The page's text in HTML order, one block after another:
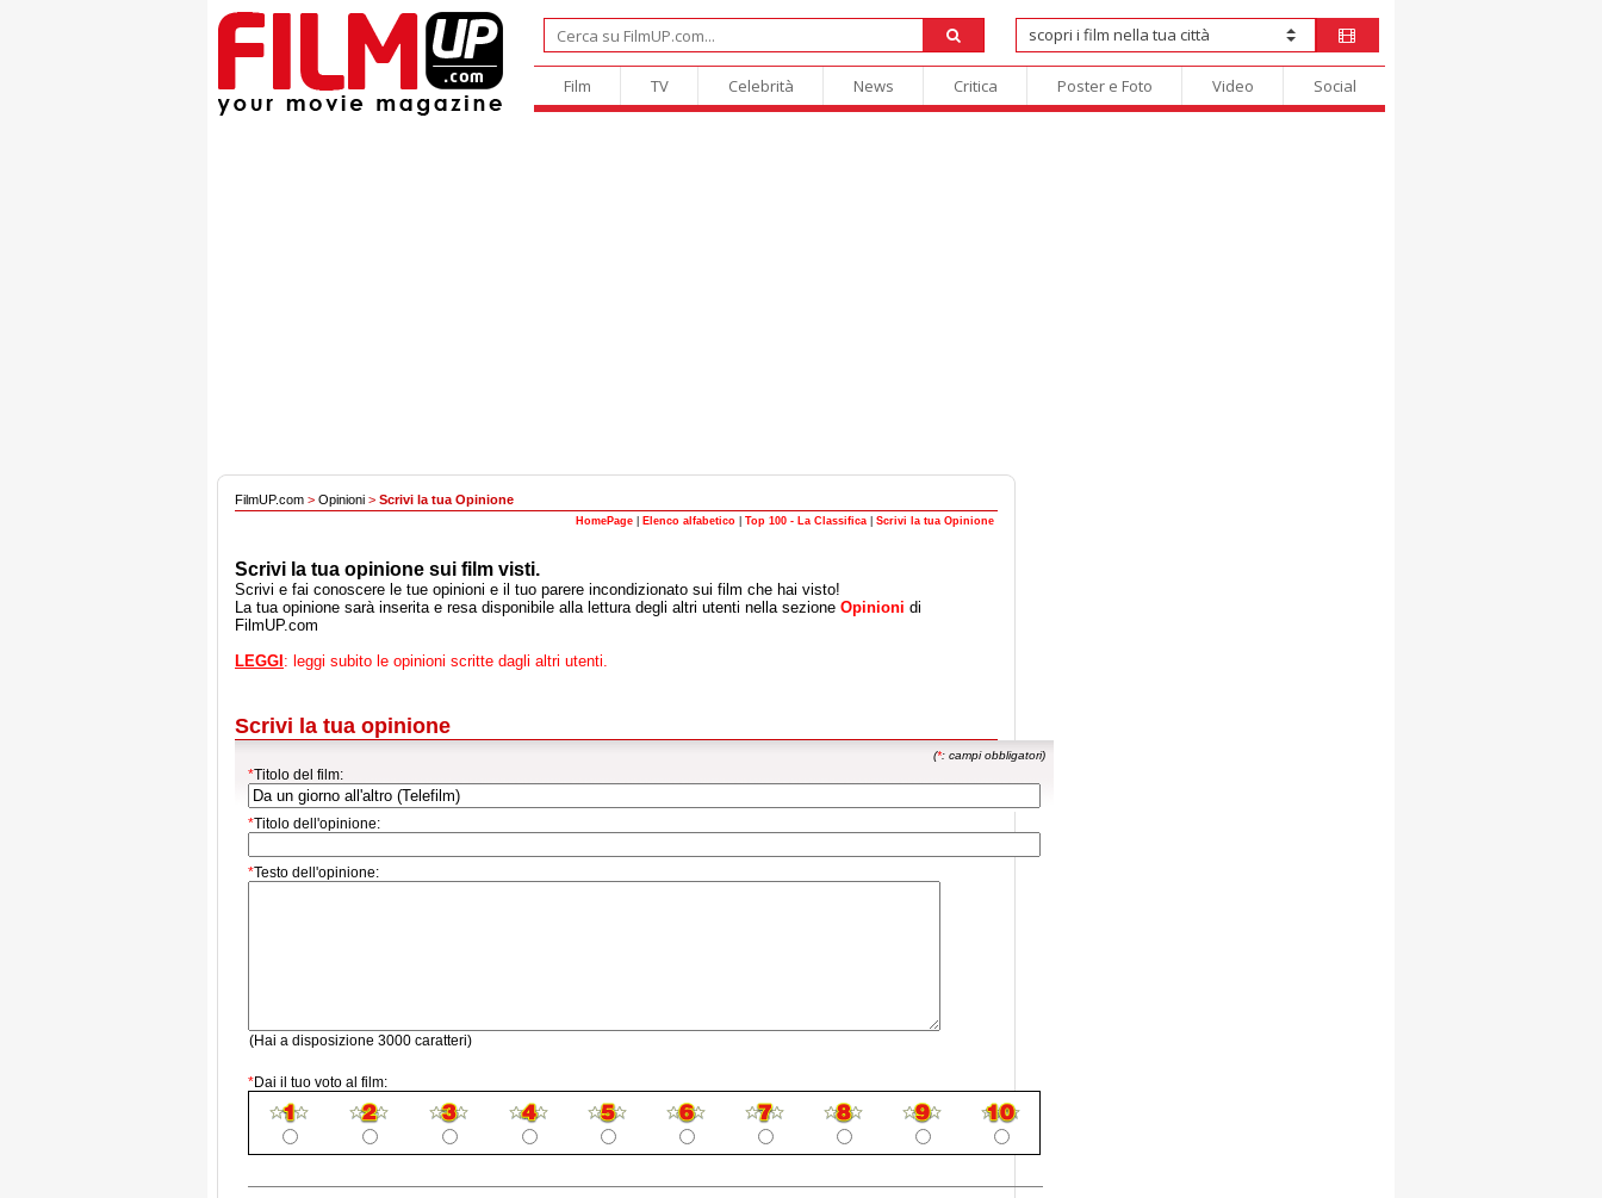
Film TV Celebrità News Critica Poster e Foto Video Social
FilmUP.com > Opinioni > Scrivi la tua Opinione
HomePage Elenco alfabetico Top 100 - La Classifica Scrivi la tua Opinione
Scrivi la tua opinione sui film visti.
Scrivi e fai conoscere le tue opinioni e il tuo parere incondizionato sui film che hai visto!
La tua opinione sarà inserita e resa disponibile alla lettura degli altri utenti nella sezione Opinioni di
FilmUP.com
LEGGI : leggi subito le opinioni scritte dagli altri utenti.
Scrivi la tua opinione
(*: campi obbligatori)
*Titolo del film:
*Titolo dell'opinione:
*Testo dell'opinione:
(Hai a disposizione 3000 caratteri)
*Dai il tuo voto al film: